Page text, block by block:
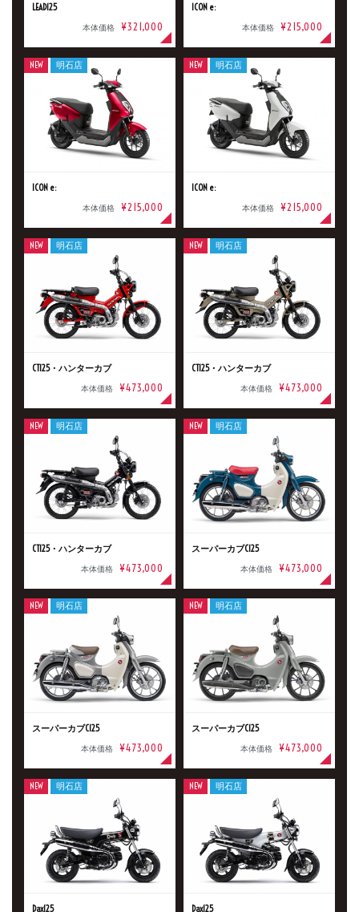
LEAD125
本体価格 ¥321,000
ICON e:
本体価格 ¥215,000
ICON e:
本体価格 ¥215,000
NEW 明石店
ICON e:
本体価格 ¥215,000
NEW 明石店
CT125・ハンターカブ
本体価格 ¥473,000
NEW 明石店
CT125・ハンターカブ
本体価格 ¥473,000
NEW 明石店
CT125・ハンターカブ
本体価格 ¥473,000
NEW 明石店
スーパーカブC125
本体価格 ¥473,000
NEW 明石店
スーパーカブC125
本体価格 ¥473,000
NEW 明石店
スーパーカブC125
本体価格 ¥473,000
NEW 明石店
Dax125
NEW 明石店
Dax125
NEW 明石店